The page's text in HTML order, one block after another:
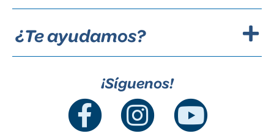
¿Te ayudamos?
¡Síguenos!